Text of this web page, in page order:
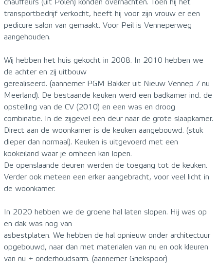
chauffeurs (uit Polen) konden overnachten. Toen hij het
transportbedrijf verkocht, heeft hij voor zijn vrouw er een
pedicure salon van gemaakt. Voor Peil is Venneperweg
aangehouden.
Wij hebben het huis gekocht in 2008. In 2010 hebben we
de achter en zij uitbouw
gerealiseerd. (aannemer PGM Bakker uit Nieuw Vennep / nu
Meerland). De bestaande keuken werd een badkamer incl. de
opstelling van de CV (2010) en een was en droog
combinatie. In de zijgevel een deur naar de grote slaapkamer.
Direct aan de woonkamer is de keuken aangebouwd. (stuk
dieper dan normaal). Keuken is uitgevoerd met een
kookeiland waar je omheen kan lopen.
De openslaande deuren werden de toegang tot de keuken.
Verder ook meteen een erker aangebracht, voor veel licht in
de woonkamer.
In 2020 hebben we de groene hal laten slopen. Hij was op
en dak was nog van
asbestplaten. We hebben de hal opnieuw onder architectuur
opgebouwd, naar dan met materialen van nu en ook kleuren
van nu + onderhoudsarm. (aannemer Griekspoor)